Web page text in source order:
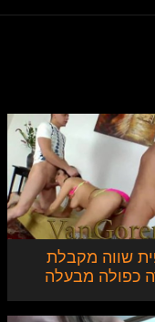
שווה מקבלת
כפולה מבעלה